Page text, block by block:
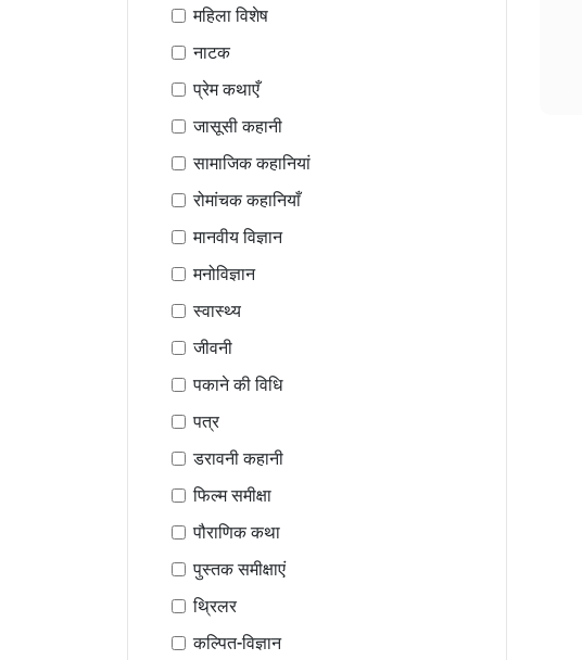
महिला विशेष
नाटक
प्रेम कथाएँ
जासूसी कहानी
सामाजिक कहानियां
रोमांचक कहानियाँ
मानवीय विज्ञान
मनोविज्ञान
स्वास्थ्य
जीवनी
पकाने की विधि
पत्र
डरावनी कहानी
फिल्म समीक्षा
पौराणिक कथा
पुस्तक समीक्षाएं
थ्रिलर
कल्पित-विज्ञान